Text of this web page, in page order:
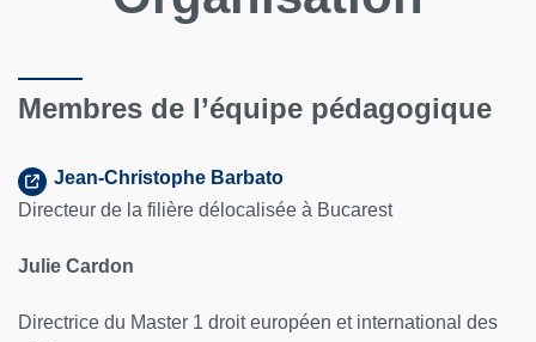
Membres de l’équipe pédagogique
Jean-Christophe Barbato
Directeur de la filière délocalisée à Bucarest
Julie Cardon
Directrice du Master 1 droit européen et international des